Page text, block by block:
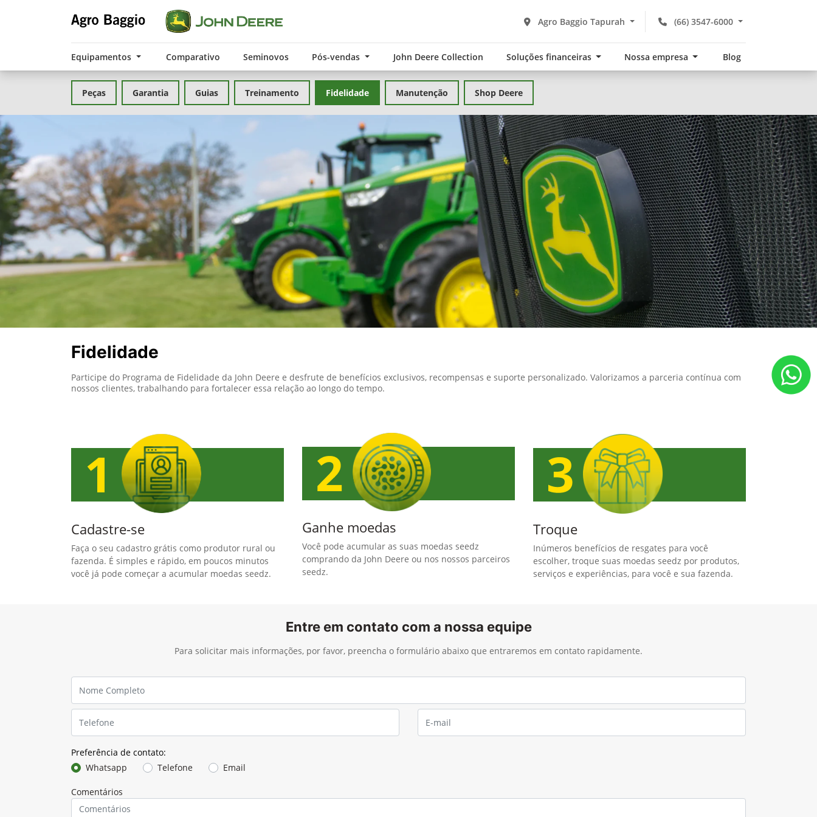
(66) 3547-6000
Agro Baggio Tapurah
Equipamentos Comparativo Seminovos Pós-vendas John Deere Collection Soluções financeiras Nossa empresa Blog
Peças Garantia Guias Treinamento Fidelidade Manutenção Shop Deere
Fidelidade
Participe do Programa de Fidelidade da John Deere e desfrute de benefícios exclusivos, recompensas e suporte personalizado. Valorizamos a parceria contínua com
nossos clientes, trabalhando para fortalecer essa relação ao longo do tempo.
Cadastre-se
Faça o seu cadastro grátis como produtor rural ou
fazenda. É simples e rápido, em poucos minutos
você já pode começar a acumular moedas seedz.
Ganhe moedas
Você pode acumular as suas moedas seedz
comprando da John Deere ou nos nossos parceiros
seedz.
Troque
Inúmeros benefícios de resgates para você
escolher, troque suas moedas seedz por produtos,
serviços e experiências, para você e sua fazenda.
Entre em contato com a nossa equipe
Para solicitar mais informações, por favor, preencha o formulário abaixo que entraremos em contato rapidamente.
Preferência de contato:
Whatsapp
Telefone Email
Comentários